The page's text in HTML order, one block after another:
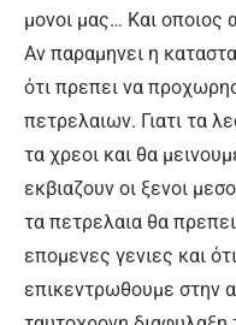
μονοι μας… Και οποιος
Αν παραμηνει η
ότι πρεπει να
πετρελαιων. Γιατι τα
τα χρεοι και θα
εκβιαζουν οι ξενοι
τα πετρελαια θα
επομενες γενιες και
επικεντρωθουμε στην